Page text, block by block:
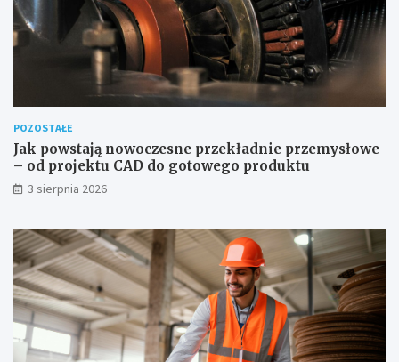
POZOSTAŁE
Jak powstają nowoczesne przekładnie przemysłowe
– od projektu CAD do gotowego produktu
3 sierpnia 2026